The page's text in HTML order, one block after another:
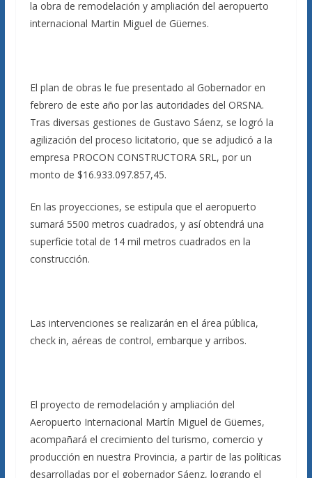
la obra de remodelación y ampliación del aeropuerto
internacional Martin Miguel de Güemes.
El plan de obras le fue presentado al Gobernador en
febrero de este año por las autoridades del ORSNA.
Tras diversas gestiones de Gustavo Sáenz, se logró la
agilización del proceso licitatorio, que se adjudicó a la
empresa PROCON CONSTRUCTORA SRL, por un
monto de $16.933.097.857,45.
En las proyecciones, se estipula que el aeropuerto
sumará 5500 metros cuadrados, y así obtendrá una
superficie total de 14 mil metros cuadrados en la
construcción.
Las intervenciones se realizarán en el área pública,
check in, aéreas de control, embarque y arribos.
El proyecto de remodelación y ampliación del
Aeropuerto Internacional Martín Miguel de Güemes,
acompañará el crecimiento del turismo, comercio y
producción en nuestra Provincia, a partir de las políticas
desarrolladas por el gobernador Sáenz, logrando el